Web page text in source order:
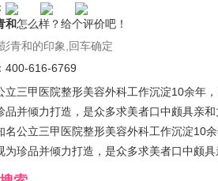
和怎么样？给个评价吧！
400-616-6769
立三甲医院整形美容外科工作沉淀10余年
品并倾力打造，是众多求美者口中颇具亲和
名公立三甲医院整形美容外科工作沉淀10
为珍品并倾力打造，是众多求美者口中颇具